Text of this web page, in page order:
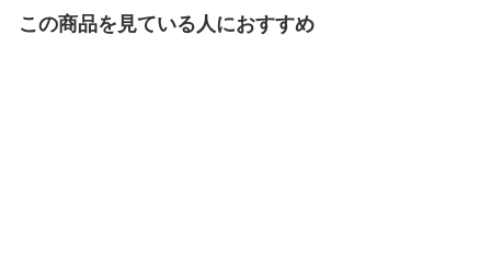
この商品を見ている人におすすめ